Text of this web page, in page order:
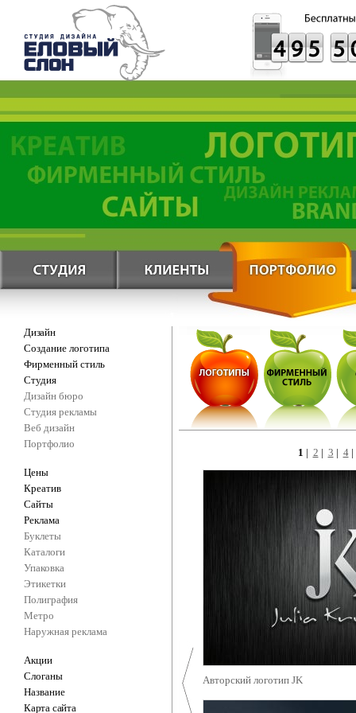
Дизайн
Создание логотипа
Фирменный стиль
Студия
Дизайн бюро
Студия рекламы
Веб дизайн
Портфолио
Цены
Креатив
Сайты
Реклама
Буклеты
Каталоги
Упаковка
Этикетки
Полиграфия
Метро
Наружная реклама
Акции
Слоганы
Название
Карта сайта
1 | 2 | 3 | 4
Авторский логотип JK